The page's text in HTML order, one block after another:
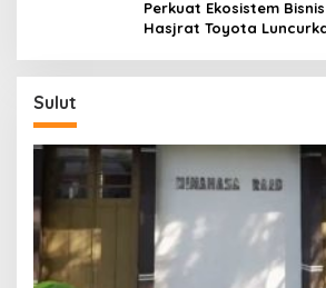
Kepulauan
Perkuat Ekosistem
Hasjrat Toyota
Sulut